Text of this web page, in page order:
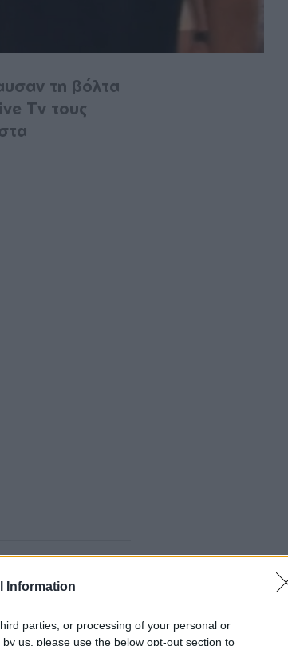
Information
parties, or processing of your personal or
us, please use the below opt-out section to
τη βόλτα
Tv τους
Μαρία Αντωνά
για τις